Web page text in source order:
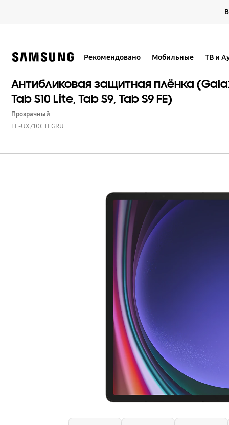
Рекомендовано Мобильные ТВ и
Антибликовая защитная плёнка
Tab S10 Lite, Tab S9, Tab S9 FE)
Прозрачный
EF-UX710CTEGRU